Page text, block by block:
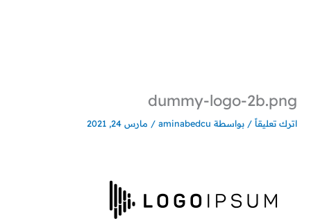
dummy-logo-2b.png
اترك تعليقاً / بواسطة aminabedcu
/ مارس 24, 2021